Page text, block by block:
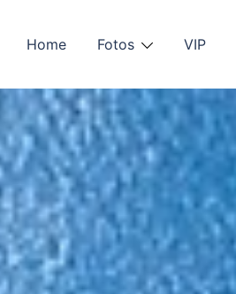
Home Fotos VIP